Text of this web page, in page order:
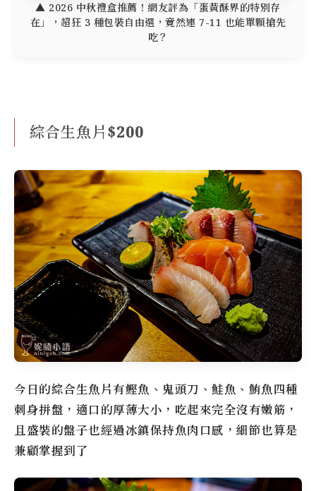
▲ 2026 中秋禮盒推薦！網友評為「蛋黃酥界的特別存
在」，超狂 3 種包裝自由選，竟然連 7-11 也能單顆搶先
吃？
綜合生魚片$200
今日的綜合生魚片有鰹魚、鬼頭刀、鮭魚、鮪魚四種
刺身拼盤，適口的厚薄大小，吃起來完全沒有嫩筋，
且盛裝的盤子也經過冰鎮保持魚肉口感，細節也算是
兼顧掌握到了